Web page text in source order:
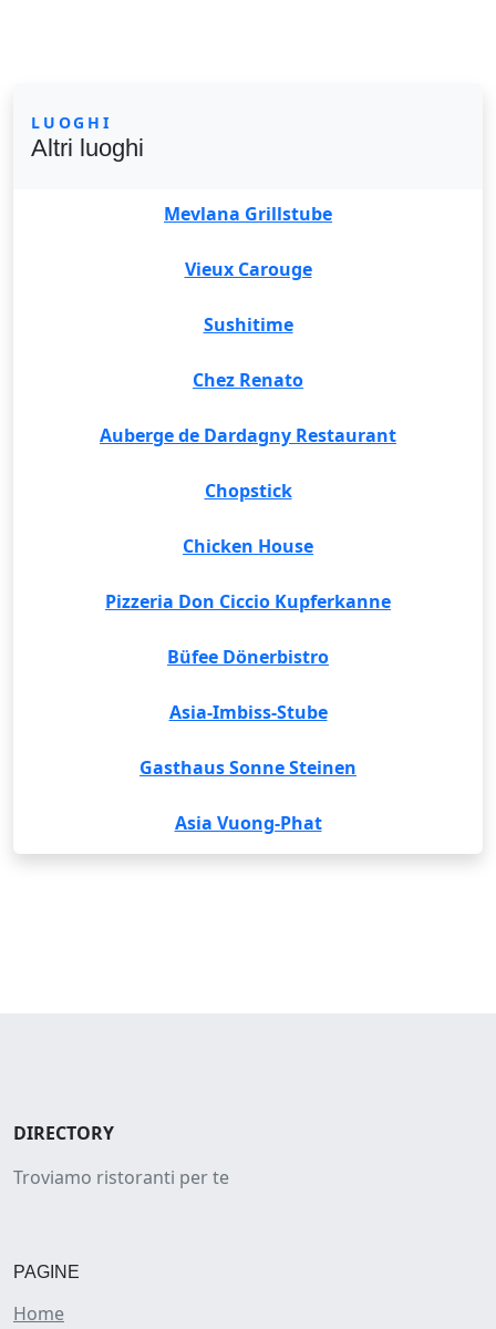
LUOGHI
Altri luoghi
Mevlana Grillstube
Vieux Carouge
Sushitime
Chez Renato
Auberge de Dardagny Restaurant
Chopstick
Chicken House
Pizzeria Don Ciccio Kupferkanne
Büfee Dönerbistro
Asia-Imbiss-Stube
Gasthaus Sonne Steinen
Asia Vuong-Phat
DIRECTORY
Troviamo ristoranti per te
PAGINE
Home